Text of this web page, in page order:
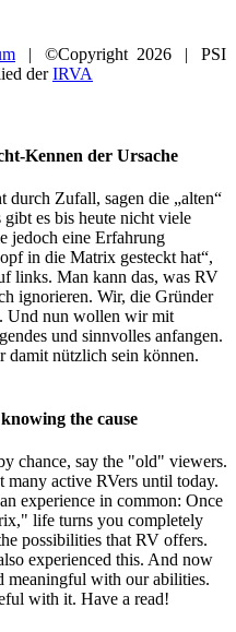
| ©Copyright 2026 | PSI
derIRVA
Kennen der Ursache
durch Zufall, sagen die „alten“
es bis heute nicht viele
jedoch eine Erfahrung
in die Matrix gesteckt hat“,
links. Man kann das, was RV
ignorieren. Wir, die Gründer
Und nun wollen wir mit
und sinnvolles anfangen.
nützlich sein können.
the cause
chance, say the "old" viewers.
active RVers until today.
experience in common: Once
life turns you completely
possibilities that RV offers.
experienced this. And now
meaningful with our abilities.
with it. Have a read!